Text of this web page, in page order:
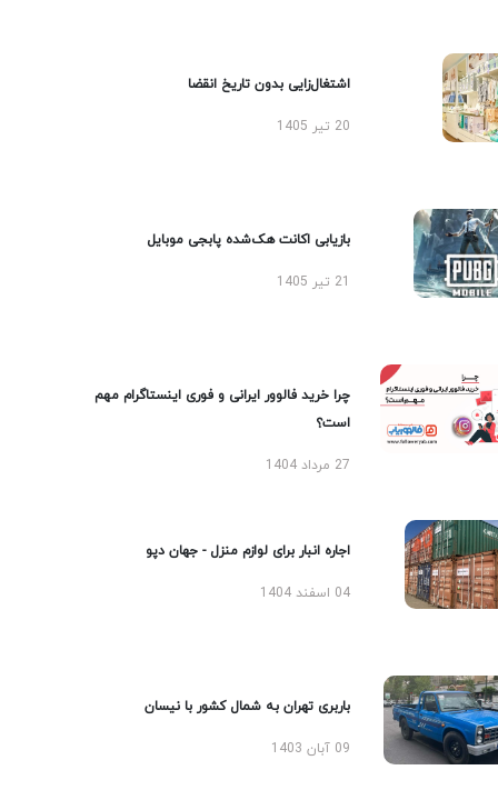
اشتغال‌زایی بدون تاریخ انقضا
20 تیر 1405
بازیابی اکانت هک‌شده پابجی موبایل
چرا خرید فالوور ایرانی و فوری اینستاگرام مهم
است؟
27 مرداد 1404
اجاره انبار برای لوازم منزل - جهان دپو
04 اسفند 1404
باربری تهران به شمال کشور با نیسان
09 آبان 1403